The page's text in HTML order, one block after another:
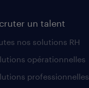
un talent
nos solutions RH
opérationnelles
professionnelles